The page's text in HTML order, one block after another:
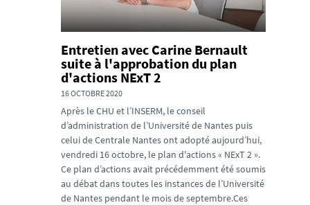
Entretien avec Carine Bernault
suite à l'approbation du plan
d'actions NExT 2
16 OCTOBRE 2020
Après le CHU et l’INSERM, le conseil
d’administration de l’Université de Nantes puis
celui de Centrale Nantes ont adopté aujourd’hui,
vendredi 16 octobre, le plan d'actions « NExT 2 ».
Ce plan d’actions avait précédemment été soumis
au débat dans toutes les instances de l’Université
de Nantes pendant le mois de septembre.Ces